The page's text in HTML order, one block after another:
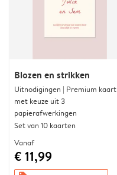
Blozen en strikken
Uitnodigingen | Premium kaart
met keuze uit 3
papierafwerkingen
Set van 10 kaarten
Vanaf
€ 11,99